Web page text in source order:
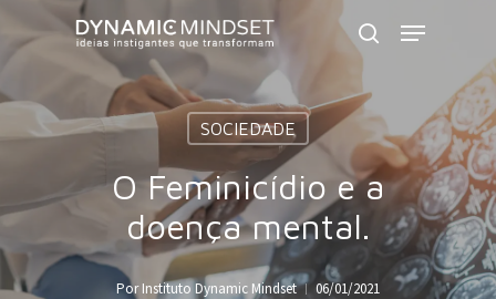
to
content
search
Menu
SOCIEDADE
O Feminicídio e a
doença mental.
Por Instituto Dynamic Mindset
06/01/2021
Close
Menu